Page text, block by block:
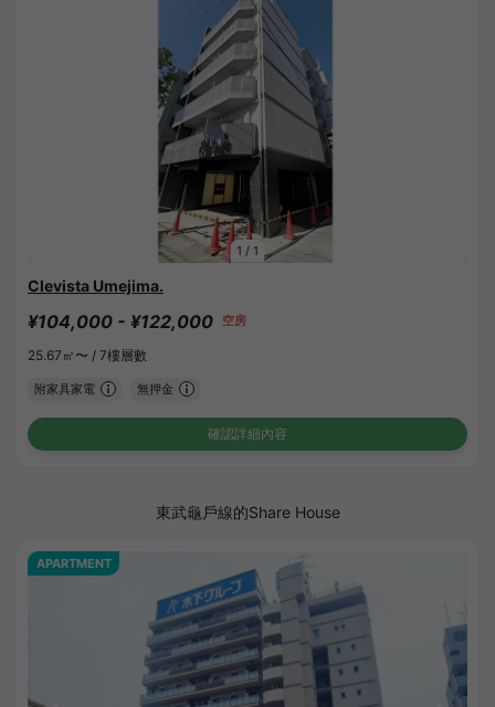
1 / 1
Clevista Umejima.
¥104,000 - ¥122,000 空房
25.67㎡〜 / 7樓層數
附家具家電 無押金
確認詳細內容
東武龜戶線的Share House
APARTMENT